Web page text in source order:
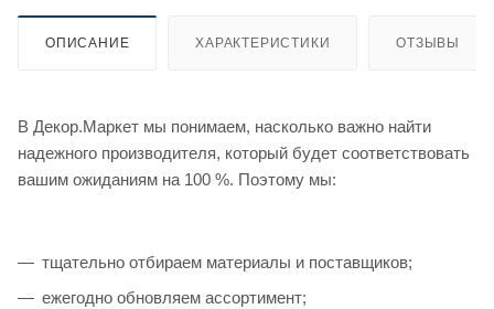
ОПИСАНИЕ ХАРАКТЕРИСТИКИ ОТЗЫВЫ
В Декор.Маркет мы понимаем, насколько важно найти
надежного производителя, который будет соответствовать
вашим ожиданиям на 100 %. Поэтому мы:
тщательно отбираем материалы и поставщиков;
ежегодно обновляем ассортимент;